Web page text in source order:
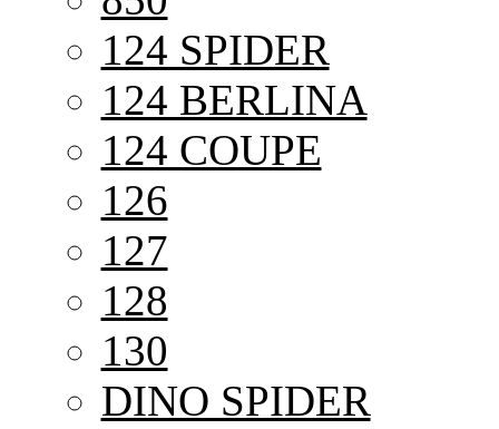
124 SPIDER
124 BERLINA
124 COUPE
126
127
128
130
DINO SPIDER